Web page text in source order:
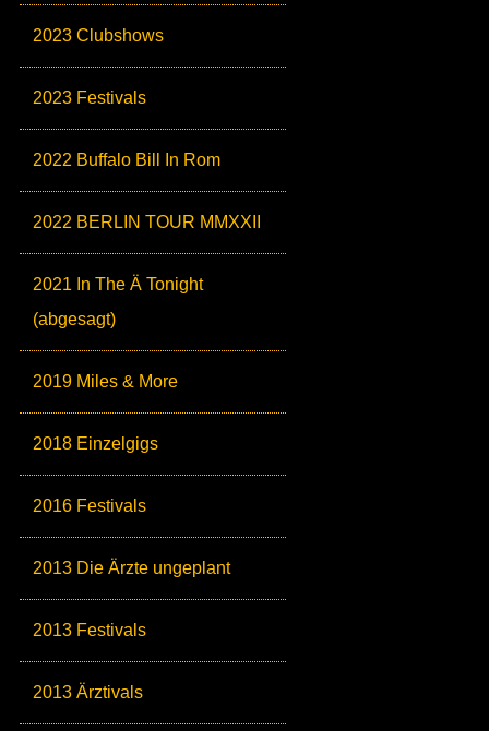
2023 Clubshows
2023 Festivals
2022 Buffalo Bill In Rom
2022 BERLIN TOUR MMXXII
2021 In The Ä Tonight
(abgesagt)
2019 Miles & More
2018 Einzelgigs
2016 Festivals
2013 Die Ärzte ungeplant
2013 Festivals
2013 Ärztivals